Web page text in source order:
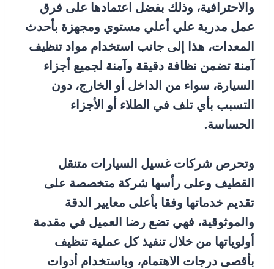
والاحترافية، وذلك بفضل اعتمادها على فرق
عمل مدربة علي أعلي مستوي ومجهزة بأحدث
المعدات، هذا إلى جانب استخدام مواد تنظيف
آمنة تضمن نظافة دقيقة وآمنة لجميع أجزاء
السيارة، سواء من الداخل أو الخارج، دون
التسبب بأي تلف في الطلاء أو الأجزاء
الحساسة.
وتحرص شركات غسيل السيارات متنقل
القطيف وعلى رأسها شركة متخصصة على
تقديم خدماتها وفقا بأعلى معايير الدقة
والموثوقية، فهي تضع رضا العميل في مقدمة
أولوياتها من خلال تنفيذ كل عملية تنظيف
بأقصى درجات الاهتمام، وباستخدام أدوات